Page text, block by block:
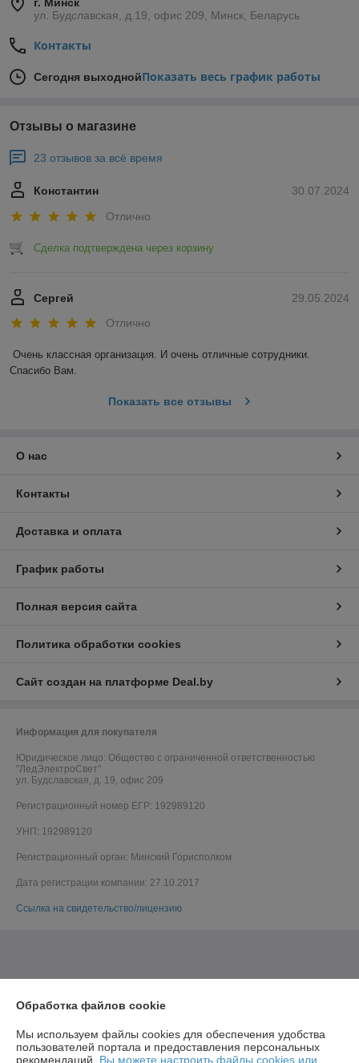
г. Минск
ул. Будславская, д.19, офис 209, Минск, Беларусь
Контакты
Сегодня выходнойПоказать весь график работы
Отзывы о магазине
23 отзывов за всё время
30.07.2024
Константин
Отлично
Сделка подтверждена через корзину
29.05.2024
Сергей
Отлично
Очень классная организация. И очень отличные сотрудники.
Спасибо Вам.
Показать все отзывы
О нас
Контакты
Доставка и оплата
График работы
Полная версия сайта
Политика обработки cookies
Сайт создан на платформе Deal.by
Информация для покупателя
Юридическое лицо: Общество с ограниченной ответственностью
"ЛедЭлектроСвет"
ул. Будславская, д. 19, офис 209
Регистрационный номер ЕГР: 192989120
УНП: 192989120
Регистрационный орган: Минский Горисполком
Дата регистрации компании: 27.10.2017
Ссылка на свидетельство/лицензию
Обработка файлов cookie
Мы используем файлы cookies для обеспечения удобства
пользователей портала и предоставления персональных
рекомендаций. Вы можете настроить файлы cookies или